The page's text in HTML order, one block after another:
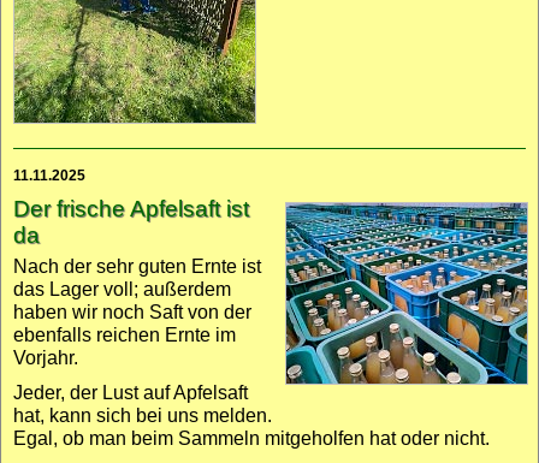
11.11.2025
Der frische Apfel­saft ist
da
Nach der sehr guten Ernte ist
das Lager voll; außerdem
haben wir noch Saft von der
eben­falls reichen Ernte im
Vorjahr.
Jeder, der Lust auf Apfel­saft
hat, kann sich bei uns melden.
Egal, ob man beim Sammeln mitge­holfen hat oder nicht.